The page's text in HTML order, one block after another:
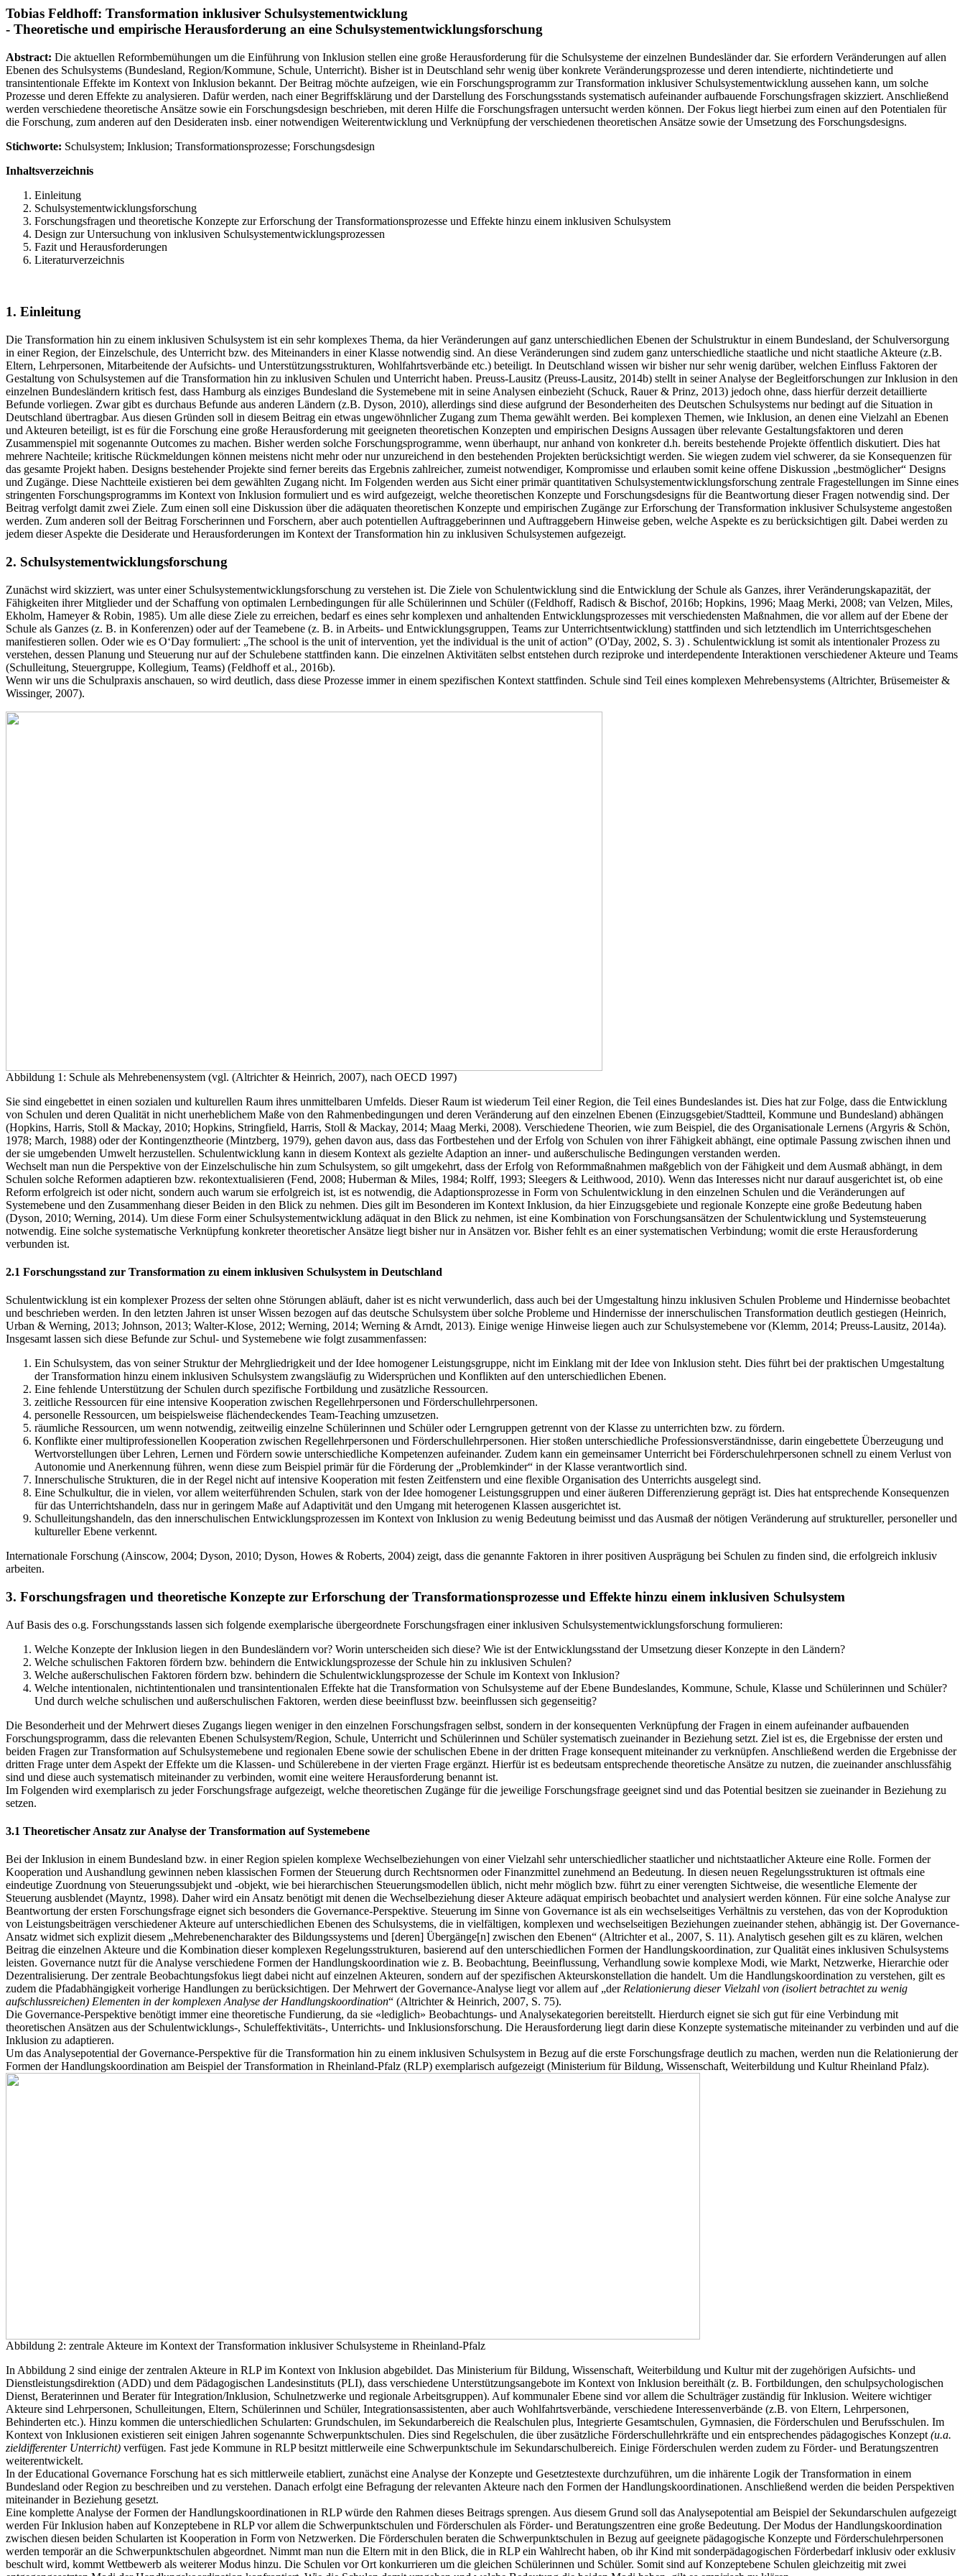
Tobias Feldhoff: Transformation inklusiver Schulsystementwicklung
- Theoretische und empirische Herausforderung an eine Schulsystementwicklungsforschung
Abstract: Die aktuellen Reformbemühungen um die Einführung von Inklusion stellen eine große Herausforderung für die Schulsysteme der einzelnen Bundesländer dar. Sie erfordern Veränderungen auf allen
Ebenen des Schulsystems (Bundesland, Region/Kommune, Schule, Unterricht). Bisher ist in Deutschland sehr wenig über konkrete Veränderungsprozesse und deren intendierte, nichtindetierte und
transintentionale Effekte im Kontext von Inklusion bekannt. Der Beitrag möchte aufzeigen, wie ein Forschungsprogramm zur Transformation inklusiver Schulsystementwicklung aussehen kann, um solche
Prozesse und deren Effekte zu analysieren. Dafür werden, nach einer Begriffsklärung und der Darstellung des Forschungsstands systematisch aufeinander aufbauende Forschungsfragen skizziert. Anschließend
werden verschiedene theoretische Ansätze sowie ein Forschungsdesign beschrieben, mit deren Hilfe die Forschungsfragen untersucht werden können. Der Fokus liegt hierbei zum einen auf den Potentialen für
die Forschung, zum anderen auf den Desideraten insb. einer notwendigen Weiterentwicklung und Verknüpfung der verschiedenen theoretischen Ansätze sowie der Umsetzung des Forschungsdesigns.
Stichworte: Schulsystem; Inklusion; Transformationsprozesse; Forschungsdesign
Inhaltsverzeichnis
Einleitung
Schulsystementwicklungsforschung
Forschungsfragen und theoretische Konzepte zur Erforschung der Transformationsprozesse und Effekte hinzu einem inklusiven Schulsystem
Design zur Untersuchung von inklusiven Schulsystementwicklungsprozessen
Fazit und Herausforderungen
Literaturverzeichnis
1. Einleitung
Die Transformation hin zu einem inklusiven Schulsystem ist ein sehr komplexes Thema, da hier Veränderungen auf ganz unterschiedlichen Ebenen der Schulstruktur in einem Bundesland, der Schulversorgung
in einer Region, der Einzelschule, des Unterricht bzw. des Miteinanders in einer Klasse notwendig sind. An diese Veränderungen sind zudem ganz unterschiedliche staatliche und nicht staatliche Akteure (z.B.
Eltern, Lehrpersonen, Mitarbeitende der Aufsichts- und Unterstützungsstrukturen, Wohlfahrtsverbände etc.) beteiligt. In Deutschland wissen wir bisher nur sehr wenig darüber, welchen Einfluss Faktoren der
Gestaltung von Schulsystemen auf die Transformation hin zu inklusiven Schulen und Unterricht haben. Preuss-Lausitz (Preuss-Lausitz, 2014b) stellt in seiner Analyse der Begleitforschungen zur Inklusion in den
einzelnen Bundesländern kritisch fest, dass Hamburg als einziges Bundesland die Systemebene mit in seine Analysen einbezieht (Schuck, Rauer & Prinz, 2013) jedoch ohne, dass hierfür derzeit detaillierte
Befunde vorliegen. Zwar gibt es durchaus Befunde aus anderen Ländern (z.B. Dyson, 2010), allerdings sind diese aufgrund der Besonderheiten des Deutschen Schulsystems nur bedingt auf die Situation in
Deutschland übertragbar. Aus diesen Gründen soll in diesem Beitrag ein etwas ungewöhnlicher Zugang zum Thema gewählt werden. Bei komplexen Themen, wie Inklusion, an denen eine Vielzahl an Ebenen
und Akteuren beteiligt, ist es für die Forschung eine große Herausforderung mit geeigneten theoretischen Konzepten und empirischen Designs Aussagen über relevante Gestaltungsfaktoren und deren
Zusammenspiel mit sogenannte Outcomes zu machen. Bisher werden solche Forschungsprogramme, wenn überhaupt, nur anhand von konkreter d.h. bereits bestehende Projekte öffentlich diskutiert. Dies hat
mehrere Nachteile; kritische Rückmeldungen können meistens nicht mehr oder nur unzureichend in den bestehenden Projekten berücksichtigt werden. Sie wiegen zudem viel schwerer, da sie Konsequenzen für
das gesamte Projekt haben. Designs bestehender Projekte sind ferner bereits das Ergebnis zahlreicher, zumeist notwendiger, Kompromisse und erlauben somit keine offene Diskussion „bestmöglicher“ Designs
und Zugänge. Diese Nachtteile existieren bei dem gewählten Zugang nicht. Im Folgenden werden aus Sicht einer primär quantitativen Schulsystementwicklungsforschung zentrale Fragestellungen im Sinne eines
stringenten Forschungsprogramms im Kontext von Inklusion formuliert und es wird aufgezeigt, welche theoretischen Konzepte und Forschungsdesigns für die Beantwortung dieser Fragen notwendig sind. Der
Beitrag verfolgt damit zwei Ziele. Zum einen soll eine Diskussion über die adäquaten theoretischen Konzepte und empirischen Zugänge zur Erforschung der Transformation inklusiver Schulsysteme angestoßen
werden. Zum anderen soll der Beitrag Forscherinnen und Forschern, aber auch potentiellen Auftraggeberinnen und Auftraggebern Hinweise geben, welche Aspekte es zu berücksichtigen gilt. Dabei werden zu
jedem dieser Aspekte die Desiderate und Herausforderungen im Kontext der Transformation hin zu inklusiven Schulsystemen aufgezeigt.
2. Schulsystementwicklungsforschung
Zunächst wird skizziert, was unter einer Schulsystementwicklungsforschung zu verstehen ist. Die Ziele von Schulentwicklung sind die Entwicklung der Schule als Ganzes, ihrer Veränderungskapazität, der
Fähigkeiten ihrer Mitglieder und der Schaffung von optimalen Lernbedingungen für alle Schülerinnen und Schüler ((Feldhoff, Radisch & Bischof, 2016b; Hopkins, 1996; Maag Merki, 2008; van Velzen, Miles,
Ekholm, Hameyer & Robin, 1985). Um alle diese Ziele zu erreichen, bedarf es eines sehr komplexen und anhaltenden Entwicklungsprozesses mit verschiedensten Maßnahmen, die vor allem auf der Ebene der
Schule als Ganzes (z. B. in Konferenzen) oder auf der Teamebene (z. B. in Arbeits- und Entwicklungsgruppen, Teams zur Unterrichtsentwicklung) stattfinden und sich letztendlich im Unterrichtsgeschehen
manifestieren sollen. Oder wie es O‘Day formuliert: „The school is the unit of intervention, yet the individual is the unit of action” (O'Day, 2002, S. 3) . Schulentwicklung ist somit als intentionaler Prozess zu
verstehen, dessen Planung und Steuerung nur auf der Schulebene stattfinden kann. Die einzelnen Aktivitäten selbst entstehen durch reziproke und interdependente Interaktionen verschiedener Akteure und Teams
(Schulleitung, Steuergruppe, Kollegium, Teams) (Feldhoff et al., 2016b).
Wenn wir uns die Schulpraxis anschauen, so wird deutlich, dass diese Prozesse immer in einem spezifischen Kontext stattfinden. Schule sind Teil eines komplexen Mehrebensystems (Altrichter, Brüsemeister &
Wissinger, 2007).
Abbildung 1: Schule als Mehrebenensystem (vgl. (Altrichter & Heinrich, 2007), nach OECD 1997)
Sie sind eingebettet in einen sozialen und kulturellen Raum ihres unmittelbaren Umfelds. Dieser Raum ist wiederum Teil einer Region, die Teil eines Bundeslandes ist. Dies hat zur Folge, dass die Entwicklung
von Schulen und deren Qualität in nicht unerheblichem Maße von den Rahmenbedingungen und deren Veränderung auf den einzelnen Ebenen (Einzugsgebiet/Stadtteil, Kommune und Bundesland) abhängen
(Hopkins, Harris, Stoll & Mackay, 2010; Hopkins, Stringfield, Harris, Stoll & Mackay, 2014; Maag Merki, 2008). Verschiedene Theorien, wie zum Beispiel, die des Organisationale Lernens (Argyris & Schön,
1978; March, 1988) oder der Kontingenztheorie (Mintzberg, 1979), gehen davon aus, dass das Fortbestehen und der Erfolg von Schulen von ihrer Fähigkeit abhängt, eine optimale Passung zwischen ihnen und
der sie umgebenden Umwelt herzustellen. Schulentwicklung kann in diesem Kontext als gezielte Adaption an inner- und außerschulische Bedingungen verstanden werden.
Wechselt man nun die Perspektive von der Einzelschulische hin zum Schulsystem, so gilt umgekehrt, dass der Erfolg von Reformmaßnahmen maßgeblich von der Fähigkeit und dem Ausmaß abhängt, in dem
Schulen solche Reformen adaptieren bzw. rekontextualisieren (Fend, 2008; Huberman & Miles, 1984; Rolff, 1993; Sleegers & Leithwood, 2010). Wenn das Interesses nicht nur darauf ausgerichtet ist, ob eine
Reform erfolgreich ist oder nicht, sondern auch warum sie erfolgreich ist, ist es notwendig, die Adaptionsprozesse in Form von Schulentwicklung in den einzelnen Schulen und die Veränderungen auf
Systemebene und den Zusammenhang dieser Beiden in den Blick zu nehmen. Dies gilt im Besonderen im Kontext Inklusion, da hier Einzugsgebiete und regionale Konzepte eine große Bedeutung haben
(Dyson, 2010; Werning, 2014). Um diese Form einer Schulsystementwicklung adäquat in den Blick zu nehmen, ist eine Kombination von Forschungsansätzen der Schulentwicklung und Systemsteuerung
notwendig. Eine solche systematische Verknüpfung konkreter theoretischer Ansätze liegt bisher nur in Ansätzen vor. Bisher fehlt es an einer systematischen Verbindung; womit die erste Herausforderung
verbunden ist.
2.1 Forschungsstand zur Transformation zu einem inklusiven Schulsystem in Deutschland
Schulentwicklung ist ein komplexer Prozess der selten ohne Störungen abläuft, daher ist es nicht verwunderlich, dass auch bei der Umgestaltung hinzu inklusiven Schulen Probleme und Hindernisse beobachtet
und beschrieben werden. In den letzten Jahren ist unser Wissen bezogen auf das deutsche Schulsystem über solche Probleme und Hindernisse der innerschulischen Transformation deutlich gestiegen (Heinrich,
Urban & Werning, 2013; Johnson, 2013; Walter-Klose, 2012; Werning, 2014; Werning & Arndt, 2013). Einige wenige Hinweise liegen auch zur Schulsystemebene vor (Klemm, 2014; Preuss-Lausitz, 2014a).
Insgesamt lassen sich diese Befunde zur Schul- und Systemebene wie folgt zusammenfassen:
Ein Schulsystem, das von seiner Struktur der Mehrgliedrigkeit und der Idee homogener Leistungsgruppe, nicht im Einklang mit der Idee von Inklusion steht. Dies führt bei der praktischen Umgestaltung
der Transformation hinzu einem inklusiven Schulsystem zwangsläufig zu Widersprüchen und Konflikten auf den unterschiedlichen Ebenen.
Eine fehlende Unterstützung der Schulen durch spezifische Fortbildung und zusätzliche Ressourcen.
zeitliche Ressourcen für eine intensive Kooperation zwischen Regellehrpersonen und Förderschullehrpersonen.
personelle Ressourcen, um beispielsweise flächendeckendes Team-Teaching umzusetzen.
räumliche Ressourcen, um wenn notwendig, zeitweilig einzelne Schülerinnen und Schüler oder Lerngruppen getrennt von der Klasse zu unterrichten bzw. zu fördern.
Konflikte einer multiprofessionellen Kooperation zwischen Regellehrpersonen und Förderschullehrpersonen. Hier stoßen unterschiedliche Professionsverständnisse, darin eingebettete Überzeugung und
Wertvorstellungen über Lehren, Lernen und Fördern sowie unterschiedliche Kompetenzen aufeinander. Zudem kann ein gemeinsamer Unterricht bei Förderschulehrpersonen schnell zu einem Verlust von
Autonomie und Anerkennung führen, wenn diese zum Beispiel primär für die Förderung der „Problemkinder“ in der Klasse verantwortlich sind.
Innerschulische Strukturen, die in der Regel nicht auf intensive Kooperation mit festen Zeitfenstern und eine flexible Organisation des Unterrichts ausgelegt sind.
Eine Schulkultur, die in vielen, vor allem weiterführenden Schulen, stark von der Idee homogener Leistungsgruppen und einer äußeren Differenzierung geprägt ist. Dies hat entsprechende Konsequenzen
für das Unterrichtshandeln, dass nur in geringem Maße auf Adaptivität und den Umgang mit heterogenen Klassen ausgerichtet ist.
Schulleitungshandeln, das den innerschulischen Entwicklungsprozessen im Kontext von Inklusion zu wenig Bedeutung beimisst und das Ausmaß der nötigen Veränderung auf struktureller, personeller und
kultureller Ebene verkennt.
Internationale Forschung (Ainscow, 2004; Dyson, 2010; Dyson, Howes & Roberts, 2004) zeigt, dass die genannte Faktoren in ihrer positiven Ausprägung bei Schulen zu finden sind, die erfolgreich inklusiv
arbeiten.
3. Forschungsfragen und theoretische Konzepte zur Erforschung der Transformationsprozesse und Effekte hinzu einem inklusiven Schulsystem
Auf Basis des o.g. Forschungsstands lassen sich folgende exemplarische übergeordnete Forschungsfragen einer inklusiven Schulsystementwicklungsforschung formulieren:
Welche Konzepte der Inklusion liegen in den Bundesländern vor? Worin unterscheiden sich diese? Wie ist der Entwicklungsstand der Umsetzung dieser Konzepte in den Ländern?
Welche schulischen Faktoren fördern bzw. behindern die Entwicklungsprozesse der Schule hin zu inklusiven Schulen?
Welche außerschulischen Faktoren fördern bzw. behindern die Schulentwicklungsprozesse der Schule im Kontext von Inklusion?
Welche intentionalen, nichtintentionalen und transintentionalen Effekte hat die Transformation von Schulsysteme auf der Ebene Bundeslandes, Kommune, Schule, Klasse und Schülerinnen und Schüler?
Und durch welche schulischen und außerschulischen Faktoren, werden diese beeinflusst bzw. beeinflussen sich gegenseitig?
Die Besonderheit und der Mehrwert dieses Zugangs liegen weniger in den einzelnen Forschungsfragen selbst, sondern in der konsequenten Verknüpfung der Fragen in einem aufeinander aufbauenden
Forschungsprogramm, dass die relevanten Ebenen Schulsystem/Region, Schule, Unterricht und Schülerinnen und Schüler systematisch zueinander in Beziehung setzt. Ziel ist es, die Ergebnisse der ersten und
beiden Fragen zur Transformation auf Schulsystemebene und regionalen Ebene sowie der schulischen Ebene in der dritten Frage konsequent miteinander zu verknüpfen. Anschließend werden die Ergebnisse der
dritten Frage unter dem Aspekt der Effekte um die Klassen- und Schülerebene in der vierten Frage ergänzt. Hierfür ist es bedeutsam entsprechende theoretische Ansätze zu nutzen, die zueinander anschlussfähig
sind und diese auch systematisch miteinander zu verbinden, womit eine weitere Herausforderung benannt ist.
Im Folgenden wird exemplarisch zu jeder Forschungsfrage aufgezeigt, welche theoretischen Zugänge für die jeweilige Forschungsfrage geeignet sind und das Potential besitzen sie zueinander in Beziehung zu
setzen.
3.1 Theoretischer Ansatz zur Analyse der Transformation auf Systemebene
Bei der Inklusion in einem Bundesland bzw. in einer Region spielen komplexe Wechselbeziehungen von einer Vielzahl sehr unterschiedlicher staatlicher und nichtstaatlicher Akteure eine Rolle. Formen der
Kooperation und Aushandlung gewinnen neben klassischen Formen der Steuerung durch Rechtsnormen oder Finanzmittel zunehmend an Bedeutung. In diesen neuen Regelungsstrukturen ist oftmals eine
eindeutige Zuordnung von Steuerungssubjekt und -objekt, wie bei hierarchischen Steuerungsmodellen üblich, nicht mehr möglich bzw. führt zu einer verengten Sichtweise, die wesentliche Elemente der
Steuerung ausblendet (Mayntz, 1998). Daher wird ein Ansatz benötigt mit denen die Wechselbeziehung dieser Akteure adäquat empirisch beobachtet und analysiert werden können. Für eine solche Analyse zur
Beantwortung der ersten Forschungsfrage eignet sich besonders die Governance-Perspektive. Steuerung im Sinne von Governance ist als ein wechselseitiges Verhältnis zu verstehen, das von der Koproduktion
von Leistungsbeiträgen verschiedener Akteure auf unterschiedlichen Ebenen des Schulsystems, die in vielfältigen, komplexen und wechselseitigen Beziehungen zueinander stehen, abhängig ist. Der Governance-
Ansatz widmet sich explizit diesem „Mehrebenencharakter des Bildungssystems und [deren] Übergänge[n] zwischen den Ebenen“ (Altrichter et al., 2007, S. 11). Analytisch gesehen gilt es zu klären, welchen
Beitrag die einzelnen Akteure und die Kombination dieser komplexen Regelungsstrukturen, basierend auf den unterschiedlichen Formen der Handlungskoordination, zur Qualität eines inklusiven Schulsystems
leisten. Governance nutzt für die Analyse verschiedene Formen der Handlungskoordination wie z. B. Beobachtung, Beeinflussung, Verhandlung sowie komplexe Modi, wie Markt, Netzwerke, Hierarchie oder
Dezentralisierung. Der zentrale Beobachtungsfokus liegt dabei nicht auf einzelnen Akteuren, sondern auf der spezifischen Akteurskonstellation die handelt. Um die Handlungskoordination zu verstehen, gilt es
zudem die Pfadabhängigkeit vorherige Handlungen zu berücksichtigen. Der Mehrwert der Governance-Analyse liegt vor allem auf „der Relationierung dieser Vielzahl von (isoliert betrachtet zu wenig
aufschlussreichen) Elementen in der komplexen Analyse der Handlungskoordination“ (Altrichter & Heinrich, 2007, S. 75).
Die Governance-Perspektive benötigt immer eine theoretische Fundierung, da sie «lediglich» Beobachtungs- und Analysekategorien bereitstellt. Hierdurch eignet sie sich gut für eine Verbindung mit
theoretischen Ansätzen aus der Schulentwicklungs-, Schuleffektivitäts-, Unterrichts- und Inklusionsforschung. Die Herausforderung liegt darin diese Konzepte systematische miteinander zu verbinden und auf die
Inklusion zu adaptieren.
Um das Analysepotential der Governance-Perspektive für die Transformation hin zu einem inklusiven Schulsystem in Bezug auf die erste Forschungsfrage deutlich zu machen, werden nun die Relationierung der
Formen der Handlungskoordination am Beispiel der Transformation in Rheinland-Pfalz (RLP) exemplarisch aufgezeigt (Ministerium für Bildung, Wissenschaft, Weiterbildung und Kultur Rheinland Pfalz).
Abbildung 2: zentrale Akteure im Kontext der Transformation inklusiver Schulsysteme in Rheinland-Pfalz
In Abbildung 2 sind einige der zentralen Akteure in RLP im Kontext von Inklusion abgebildet. Das Ministerium für Bildung, Wissenschaft, Weiterbildung und Kultur mit der zugehörigen Aufsichts- und
Dienstleistungsdirektion (ADD) und dem Pädagogischen Landesinstituts (PLI), dass verschiedene Unterstützungsangebote im Kontext von Inklusion bereithält (z. B. Fortbildungen, den schulpsychologischen
Dienst, Beraterinnen und Berater für Integration/Inklusion, Schulnetzwerke und regionale Arbeitsgruppen). Auf kommunaler Ebene sind vor allem die Schulträger zuständig für Inklusion. Weitere wichtiger
Akteure sind Lehrpersonen, Schulleitungen, Eltern, Schülerinnen und Schüler, Integrationsassistenten, aber auch Wohlfahrtsverbände, verschiedene Interessenverbände (z.B. von Eltern, Lehrpersonen,
Behinderten etc.). Hinzu kommen die unterschiedlichen Schularten: Grundschulen, im Sekundarbereich die Realschulen plus, Integrierte Gesamtschulen, Gymnasien, die Förderschulen und Berufsschulen. Im
Kontext von Inklusionen existieren seit einigen Jahren sogenannte Schwerpunktschulen. Dies sind Regelschulen, die über zusätzliche Förderschullehrkräfte und ein entsprechendes pädagogisches Konzept (u.a.
zieldifferenter Unterricht) verfügen. Fast jede Kommune in RLP besitzt mittlerweile eine Schwerpunktschule im Sekundarschulbereich. Einige Förderschulen werden zudem zu Förder- und Beratungszentren
weiterentwickelt.
In der Educational Governance Forschung hat es sich mittlerweile etabliert, zunächst eine Analyse der Konzepte und Gesetztestexte durchzuführen, um die inhärente Logik der Transformation in einem
Bundesland oder Region zu beschreiben und zu verstehen. Danach erfolgt eine Befragung der relevanten Akteure nach den Formen der Handlungskoordinationen. Anschließend werden die beiden Perspektiven
miteinander in Beziehung gesetzt.
Eine komplette Analyse der Formen der Handlungskoordinationen in RLP würde den Rahmen dieses Beitrags sprengen. Aus diesem Grund soll das Analysepotential am Beispiel der Sekundarschulen aufgezeigt
werden Für Inklusion haben auf Konzeptebene in RLP vor allem die Schwerpunktschulen und Förderschulen als Förder- und Beratungszentren eine große Bedeutung. Der Modus der Handlungskoordination
zwischen diesen beiden Schularten ist Kooperation in Form von Netzwerken. Die Förderschulen beraten die Schwerpunktschulen in Bezug auf geeignete pädagogische Konzepte und Förderschulehrpersonen
werden temporär an die Schwerpunktschulen abgeordnet. Nimmt man nun die Eltern mit in den Blick, die in RLP ein Wahlrecht haben, ob ihr Kind mit sonderpädagogischen Förderbedarf inklusiv oder exklusiv
beschult wird, kommt Wettbewerb als weiterer Modus hinzu. Die Schulen vor Ort konkurrieren um die gleichen Schülerinnen und Schüler. Somit sind auf Konzeptebene Schulen gleichzeitig mit zwei